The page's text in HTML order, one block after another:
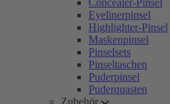
Concealer-Pinsel
Eyelinerpinsel
Highlighter-Pinsel
Maskenpinsel
Pinselsets
Pinseltaschen
Puderpinsel
Puderquasten
Zubehör